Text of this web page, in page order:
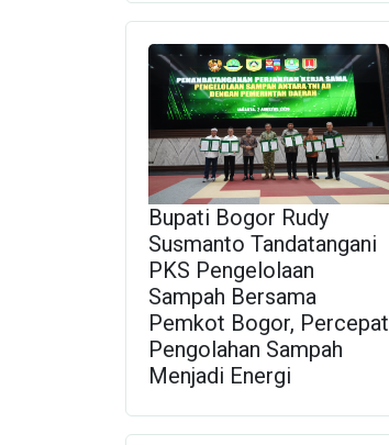
Bupati Bogor Rudy
Susmanto Tandatangani
PKS Pengelolaan
Sampah Bersama
Pemkot Bogor, Percepat
Pengolahan Sampah
Menjadi Energi